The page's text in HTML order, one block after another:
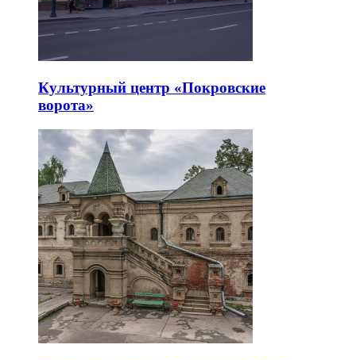
Культурный центр «Покровские
ворота»